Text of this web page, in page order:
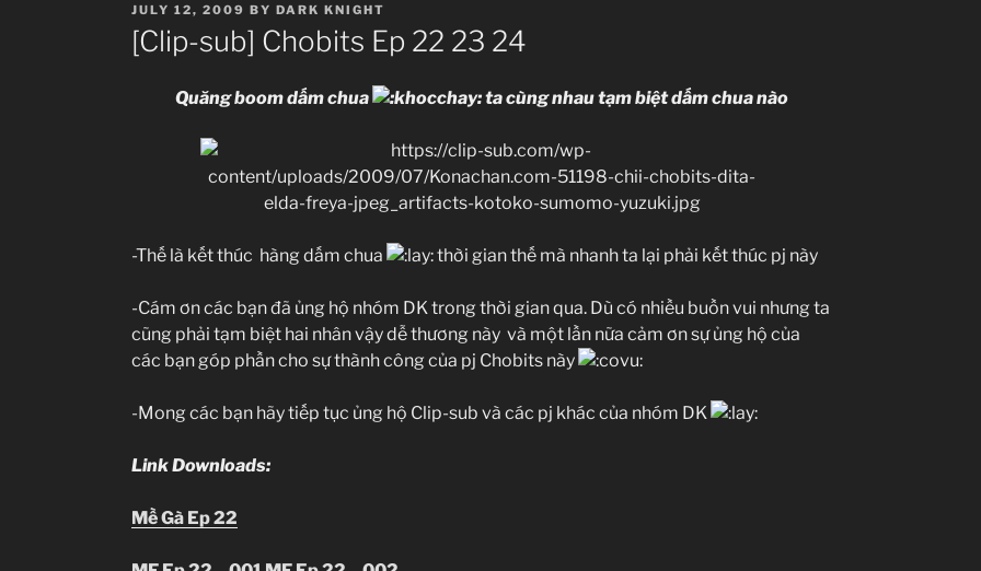
POSTED
ON
JULY 12, 2009 BY DARK KNIGHT
[Clip-sub] Chobits Ep 22 23 24
Quăng boom dấm chua ta cùng nhau tạm biệt dấm chua nào
-Thế là kết thúc hàng dấm chua thời gian thế mà nhanh ta lại phải kết thúc pj này
-Cám ơn các bạn đã ủng hộ nhóm DK trong thời gian qua. Dù có nhiều buồn vui nhưng ta
cũng phải tạm biệt hai nhân vậy dễ thương này và một lần nữa cảm ơn sự ủng hộ của
các bạn góp phần cho sự thành công của pj Chobits này
-Mong các bạn hãy tiếp tục ủng hộ Clip-sub và các pj khác của nhóm DK
Link Downloads:
MềGà Ep 22